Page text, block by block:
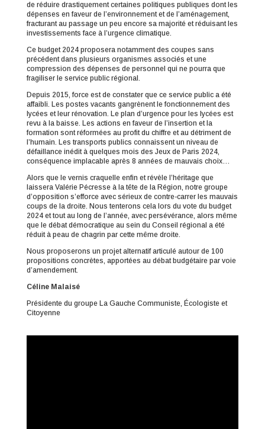
de réduire drastiquement certaines politiques publiques dont les
dépenses en faveur de l’environnement et de l’aménagement,
fracturant au passage un peu encore sa majorité et réduisant les
investissements face à l’urgence climatique.
Ce budget 2024 proposera notamment des coupes sans
précédent dans plusieurs organismes associés et une
compression des dépenses de personnel qui ne pourra que
fragiliser le service public régional.
Depuis 2015, force est de constater que ce service public a été
affaibli. Les postes vacants gangrènent le fonctionnement des
lycées et leur rénovation. Le plan d’urgence pour les lycées est
revu à la baisse. Les actions en faveur de l’insertion et la
formation sont réformées au profit du chiffre et au détriment de
l’humain. Les transports publics connaissent un niveau de
défaillance inédit à quelques mois des Jeux de Paris 2024,
conséquence implacable après 8 années de mauvais choix…
Alors que le vernis craquelle enfin et révèle l’héritage que
laissera Valérie Pécresse à la tête de la Région, notre groupe
d’opposition s’efforce avec sérieux de contre-carrer les mauvais
coups de la droite. Nous tenterons cela lors du vote du budget
2024 et tout au long de l’année, avec persévérance, alors même
que le débat démocratique au sein du Conseil régional a été
réduit à peau de chagrin par cette même droite.
Nous proposerons un projet alternatif articulé autour de 100
propositions concrètes, apportées au débat budgétaire par voie
d’amendement.
Céline Malaisé
Présidente du groupe La Gauche Communiste, Écologiste et
Citoyenne